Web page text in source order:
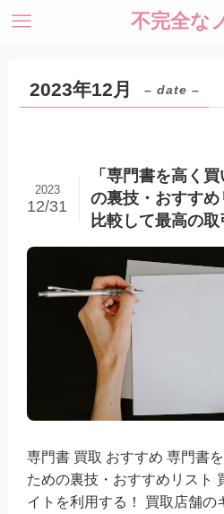
不完全な
2023年12月 – date –
「専門書を高く
の裏技・おすす
比較して最高の取
2023
12/31
専門書 買取 おすすめ 専門書
ための裏技・おすすめリスト
イトを利用する！ 買取店舗の